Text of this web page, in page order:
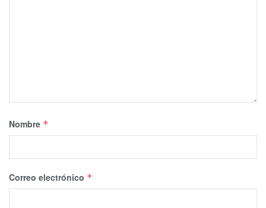
Nombre *
Correo electrónico *